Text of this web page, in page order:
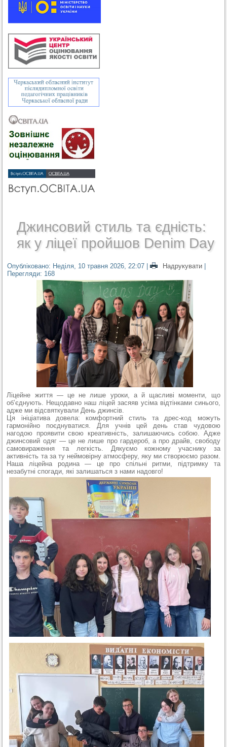
Джинсовий стиль та єдність:
як у ліцеї пройшов Denim Day
Опубліковано: Неділя, 10 травня 2026, 22:07 | Надрукувати
Перегляди: 168
Ліцейне життя — це не лише уроки, а й щасливі моменти, що
об’єднують. Нещодавно наш ліцей засяяв усіма відтінками синього,
адже ми відсвяткували День джинсів.
Ця ініціатива довела: комфортний стиль та дрес-код можуть
гармонійно поєднуватися. Для учнів цей день став чудовою
нагодою проявити свою креативність, залишаючись собою. Адже
джинсовий одяг — це не лише про гардероб, а про драйв, свободу
самовираження та легкість. Дякуємо кожному учаснику за
активність та за ту неймовірну атмосферу, яку ми створюємо разом.
Наша ліцейна родина — це про спільні ритми, підтримку та
незабутні спогади, які залишаться з нами надовго!